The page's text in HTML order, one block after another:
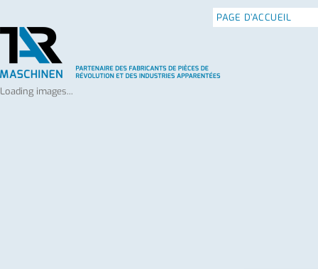
PAGE D’ACCUEIL
Loading images...